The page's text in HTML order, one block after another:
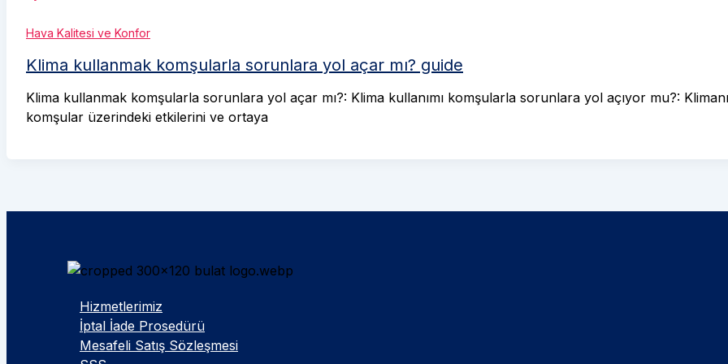
Hava Kalitesi ve Konfor
Klima kullanmak komşularla sorunlara yol açar mı? guide
Klima kullanmak komşularla sorunlara yol açar mı?: Klima kullanımı komşularla sorunlara yol açıyor mu?:
komşular üzerindeki etkilerini ve ortaya
Hizmetlerimiz
İptal İade Prosedürü
Mesafeli Satış Sözleşmesi